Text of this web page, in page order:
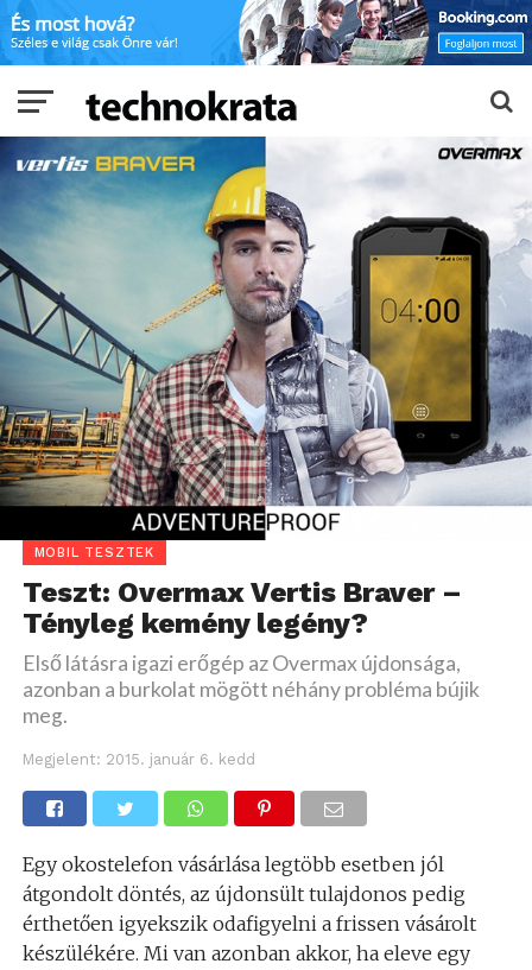
MOBIL TESZTEK
Teszt: Overmax Vertis Braver –
Tényleg kemény legény?
Első látásra igazi erőgép az Overmax újdonsága,
azonban a burkolat mögött néhány probléma bújik
meg.
Megjelent: 2015. január 6. kedd
Egy okostelefon vásárlása legtöbb esetben jól
átgondolt döntés, az újdonsült tulajdonos pedig
érthetően igyekszik odafigyelni a frissen vásárolt
készülékére. Mi van azonban akkor, ha eleve egy